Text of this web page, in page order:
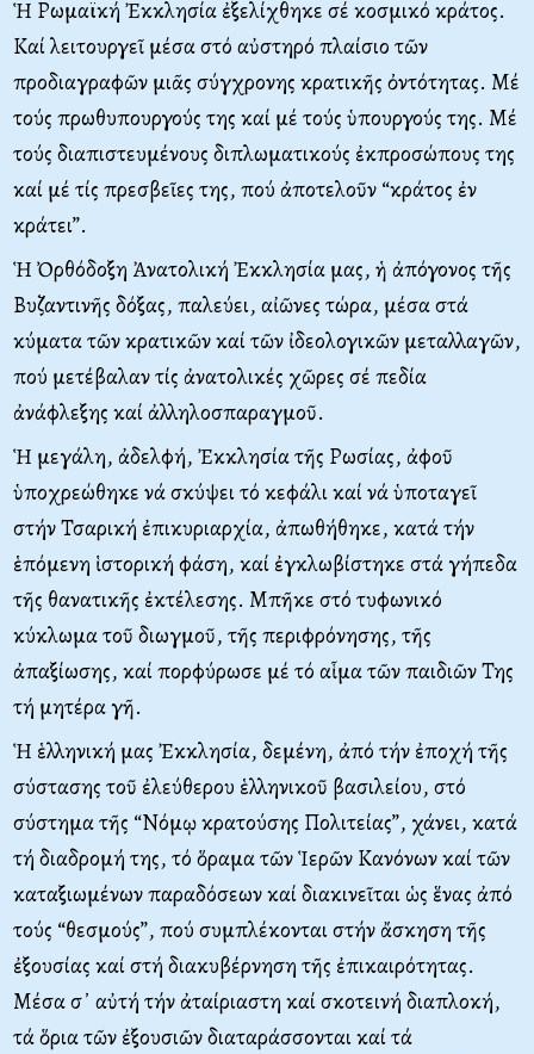
Ἡ Ρωμαϊκή Ἐκκλησία ἐξελίχθηκε σέ κοσμικό κράτος.
Καί λειτουργεῖ μέσα στό αὐστηρό πλαίσιο τῶν
προδιαγραφῶν μιᾶς σύγχρονης κρατικῆς ὀντότητας. Μέ
τούς πρωθυπουργούς της καί μέ τούς ὑπουργούς της. Μέ
τούς διαπιστευμένους διπλωματικούς ἐκπροσώπους της
καί μέ τίς πρεσβεῖες της, πού ἀποτελοῦν “κράτος ἐν
κράτει”.
Ἡ Ὀρθόδοξη Ἀνατολική Ἐκκλησία μας, ἡ ἀπόγονος τῆς
Βυζαντινῆς δόξας, παλεύει, αἰῶνες τώρα, μέσα στά
κύματα τῶν κρατικῶν καί τῶν ἰδεολογικῶν μεταλλαγῶν,
πού μετέβαλαν τίς ἀνατολικές χῶρες σέ πεδία
ἀνάφλεξης καί ἀλληλοσπαραγμοῦ.
Ἡ μεγάλη, ἀδελφή, Ἐκκλησία τῆς Ρωσίας, ἀφοῦ
ὑποχρεώθηκε νά σκύψει τό κεφάλι καί νά ὑποταγεῖ
στήν Τσαρική ἐπικυριαρχία, ἀπωθήθηκε, κατά τήν
ἑπόμενη ἱστορική φάση, καί ἐγκλωβίστηκε στά γήπεδα
τῆς θανατικῆς ἐκτέλεσης. Μπῆκε στό τυφωνικό
κύκλωμα τοῦ διωγμοῦ, τῆς περιφρόνησης, τῆς
ἀπαξίωσης, καί πορφύρωσε μέ τό αἷμα τῶν παιδιῶν Της
τή μητέρα γῆ.
Ἡ ἑλληνική μας Ἐκκλησία, δεμένη, ἀπό τήν ἐποχή τῆς
σύστασης τοῦ ἐλεύθερου ἑλληνικοῦ βασιλείου, στό
σύστημα τῆς “Νόμῳ κρατούσης Πολιτείας”, χάνει, κατά
τή διαδρομή της, τό ὅραμα τῶν Ἱερῶν Κανόνων καί τῶν
καταξιωμένων παραδόσεων καί διακινεῖται ὡς ἕνας ἀπό
τούς “θεσμούς”, πού συμπλέκονται στήν ἄσκηση τῆς
ἐξουσίας καί στή διακυβέρνηση τῆς ἐπικαιρότητας.
Μέσα σ᾿ αὐτή τήν ἀταίριαστη καί σκοτεινή διαπλοκή,
τά ὅρια τῶν ἐξουσιῶν διαταράσσονται καί τά